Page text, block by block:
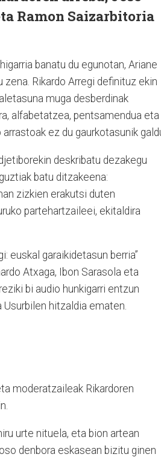
Ramon Saizarbitoria
banatu du egunotan, Ariane
Rikardo Arregi definituz ekin
muga desberdinak
alfabetatzea, pentsamendua eta
ez du gaurkotasunik
deskribatu dezakegu
batu ditzakeena:
zizkien erakutsi duten
partehartzaileei, ekitaldira
euskal garaikidetasun berria”
Atxaga, Ibon Sarasola eta
bi audio hunkigarri entzun
hitzaldia ematen.
moderatzaileak Rikardoren
urte nituela, eta bion artean
denbora eskasean bizitu ginen